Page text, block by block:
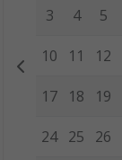
3 4 5
10 11 12
17 18 19
24 25 26